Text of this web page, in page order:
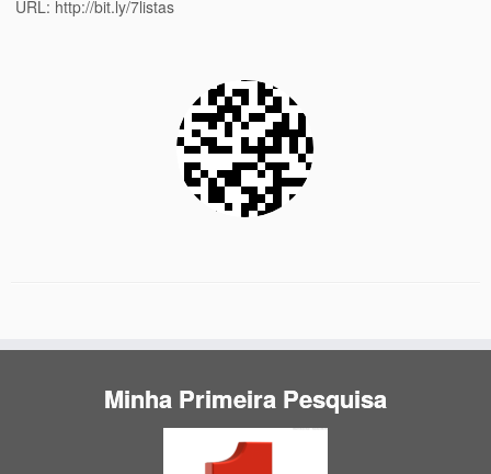
URL: http://bit.ly/7listas
Minha Primeira Pesquisa